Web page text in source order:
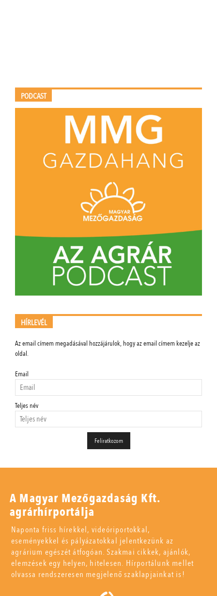
PODCAST
HÍRLEVÉL
Az email címem megadásával hozzájárulok, hogy az email címem kezelje az
oldal.
Email
Teljes név
A Magyar Mezőgazdaság Kft.
agrárhírportálja
Naponta friss hírekkel, videóriportokkal,
eseményekkel és pályázatokkal jelentkezünk az
agrárium egészét átfogóan. Szakmai cikkek, ajánlók,
elemzések egy helyen, hitelesen. Hírportálunk mellet
olvassa rendszeresen megjelenő szaklapjainkat is!